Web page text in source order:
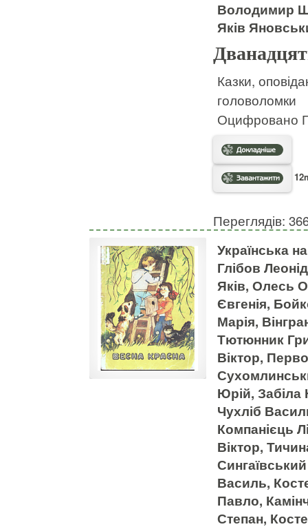
Володимир
Яків
Казки,
головоломки
Оцифровано
Переглядів:
Українська
Глібов
Яків, Олесь
Євгенія,
Марія,
Тютюнник
Віктор,
Юрій,
Чухліб
Компанієць
Віктор,
Василь,
Павло,
Степан,